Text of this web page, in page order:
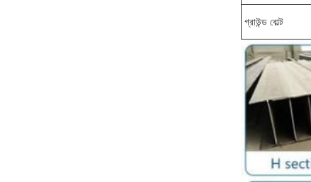
গ্রাউন্ড বোল্ট